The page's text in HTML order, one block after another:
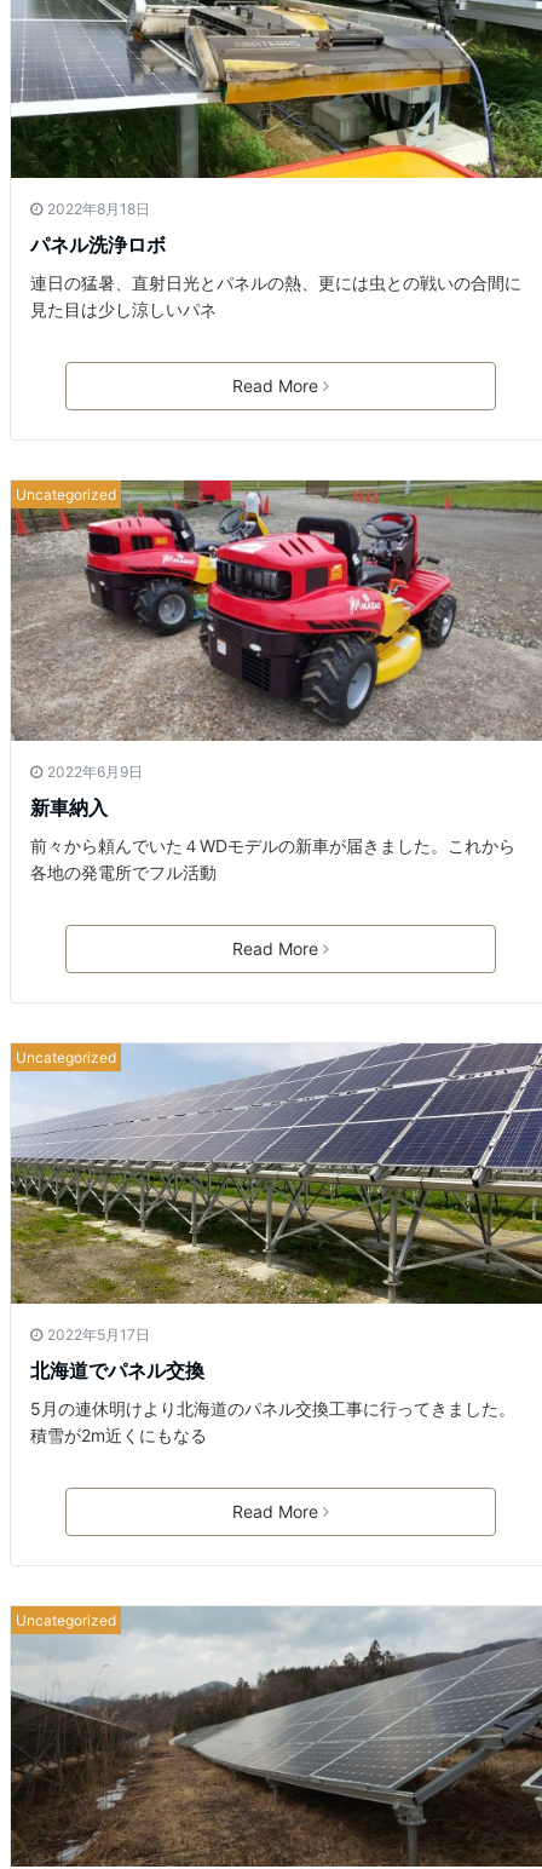
2022年8月18日
パネル洗浄ロボ
連日の猛暑、直射日光とパネルの熱、更には虫との戦いの合間に
見た目は少し涼しいパネ
Read More
Uncategorized
2022年6月9日
新車納入
前々から頼んでいた４WDモデルの新車が届きました。これから
各地の発電所でフル活動
Read More
Uncategorized
2022年5月17日
北海道でパネル交換
5月の連休明けより北海道のパネル交換工事に行ってきました。
積雪が2m近くにもなる
Read More
Uncategorized